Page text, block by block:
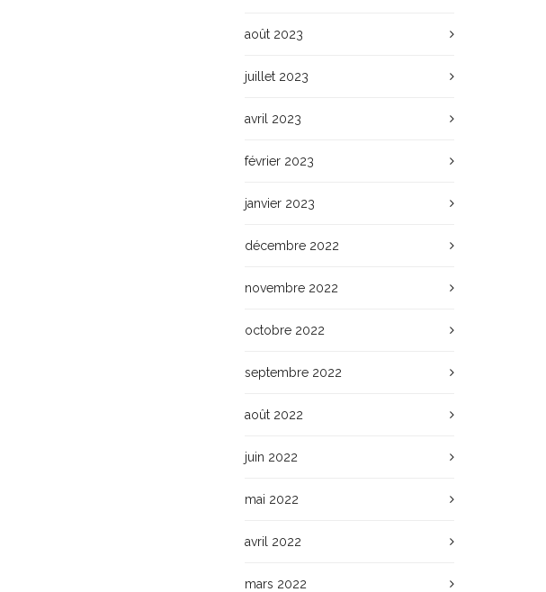
août 2023
juillet 2023
avril 2023
février 2023
janvier 2023
décembre 2022
novembre 2022
octobre 2022
septembre 2022
août 2022
juin 2022
mai 2022
avril 2022
mars 2022